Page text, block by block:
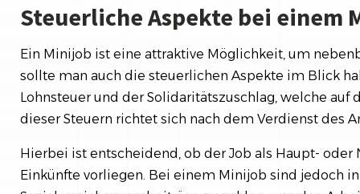
Steuerliche Aspekte bei einem
Ein Minijob ist eine attraktive Möglichkeit, um
sollte man auch die steuerlichen Aspekte im Blick
Lohnsteuer und der Solidaritätszuschlag, welche
dieser Steuern richtet sich nach dem Verdienst des
Hierbei ist entscheidend, ob der Job als Haupt-
Einkünfte vorliegen. Bei einem Minijob sind jedoch